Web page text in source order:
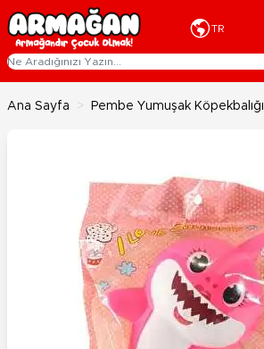
İçeriğe geç
TR
Ana Sayfa > Pembe Yumuşak Köpekbalığı